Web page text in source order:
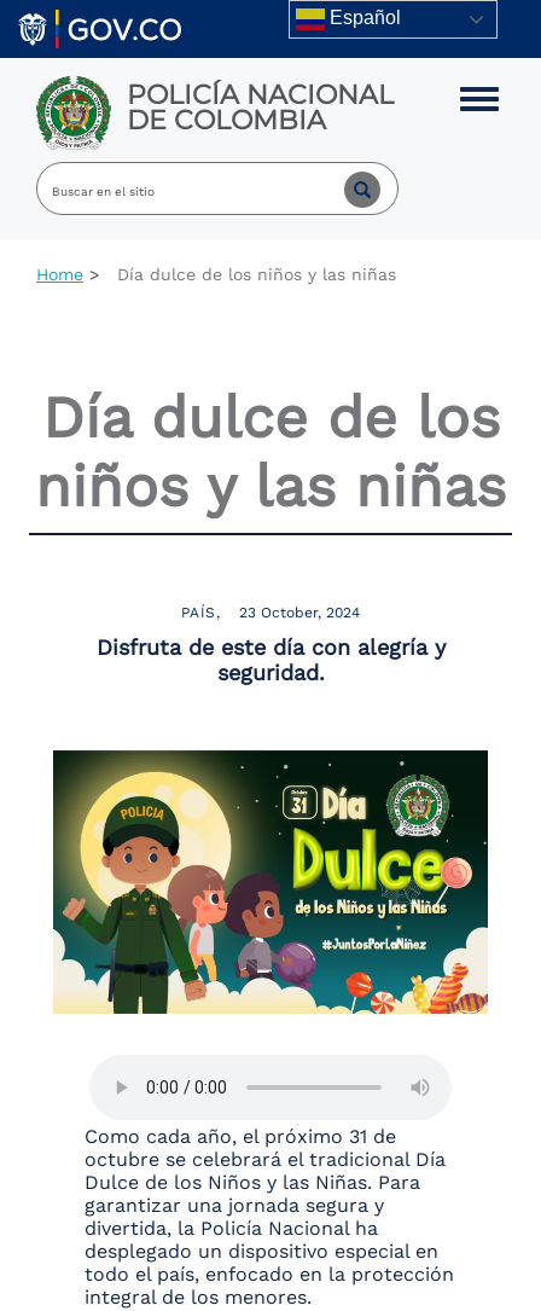
Skip to main content Español
POLICÍA NACIONAL
DE COLOMBIA Toggle
Home Día dulce de los niños y las niñas
Día dulce de los
niños y las niñas
PAÍS 23 October, 2024
Disfruta de este día con alegría y
seguridad.
Como cada año, el próximo 31 de
octubre se celebrará el tradicional Día
Dulce de los Niños y las Niñas. Para
garantizar una jornada segura y
divertida, la Policía Nacional ha
desplegado un dispositivo especial en
todo el país, enfocado en la protección
integral de los menores.